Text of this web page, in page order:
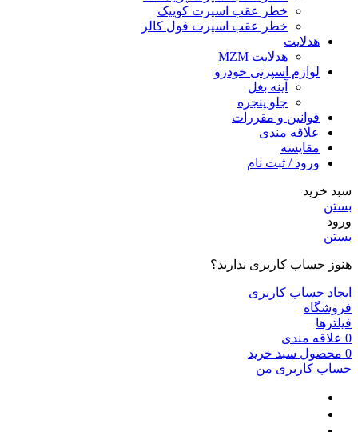
خطر عقب اسپرت کوییک
خطر عقب اسپرت فول کالر
هدلایت
هدلایت MZM
لوازم اسپرتی خودرو
آینه بغل
جلو پنجره
قوانین و مقررات
علاقه مندی
مقایسه
ورود / ثبت نام
سبد خرید
بستن
ورود
بستن
هنوز حساب کاربری ندارید؟
ایجاد حساب کاربری
فروشگاه
فیلترها
0 علاقه مندی
0 محصول سبد خرید
حساب کاربری من